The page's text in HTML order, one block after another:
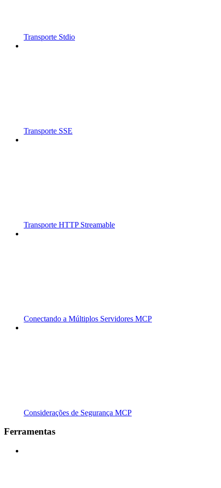
Transporte Stdio
Transporte SSE
Transporte HTTP Streamable
Conectando a Múltiplos Servidores MCP
Considerações de Segurança MCP
Ferramentas